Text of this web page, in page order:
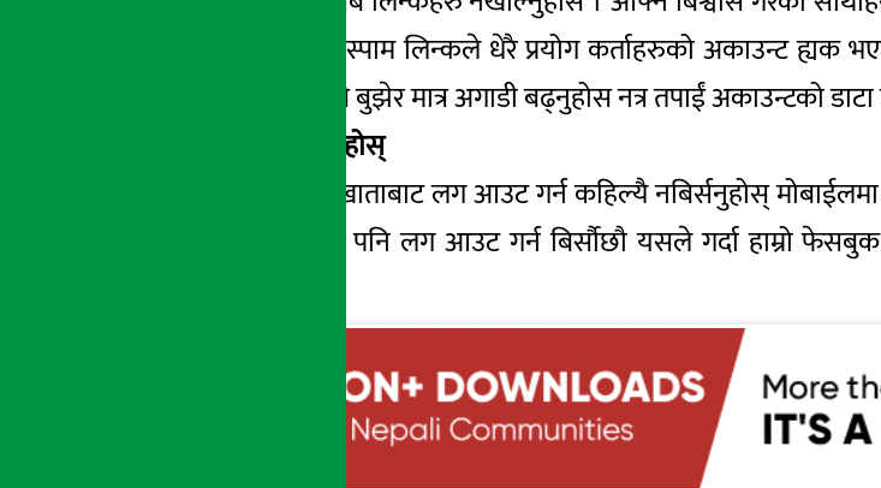
तिम्रो फोटो हो भन्ने स्पाम लिन्कले धेरै प्रयोग कर्ताहरुको अकाउन्ट
कस्तो लिन्क हो सबै बुझेर मात्र अगाडी बढ्नुहोस नत्र तपाईं अकाउन्टको
५. साइन आउट गर्नुहोस्
तपाईंको फेसबुक खाताबाट लग आउट गर्न कहिल्यै नबिर्सनुहोस्
काफे वा अफिसमा पनि लग आउट गर्न बिर्सौछौ यसले गर्दा हाम्रो